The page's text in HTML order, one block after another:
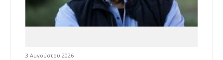
3 Αυγούστου 2026